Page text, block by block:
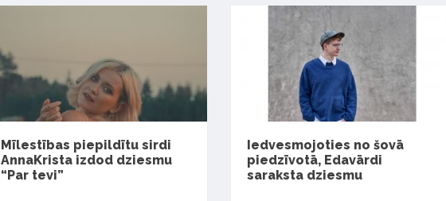
Mīlestības piepildītu sirdi
AnnaKrista izdod dziesmu
“Par tevi”
Iedvesmojoties no šovā
piedzīvotā, Edavārdi
saraksta dziesmu